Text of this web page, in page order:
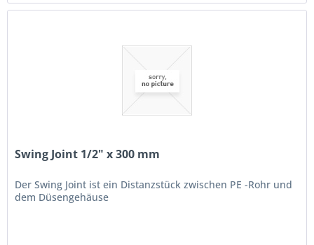
Swing Joint 1/2" x 300 mm
Der Swing Joint ist ein Distanzstück zwischen PE -Rohr und
dem Düsengehäuse